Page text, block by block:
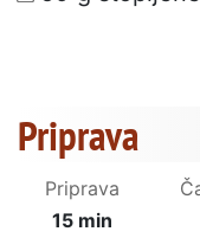
Priprava
Priprava
15 min